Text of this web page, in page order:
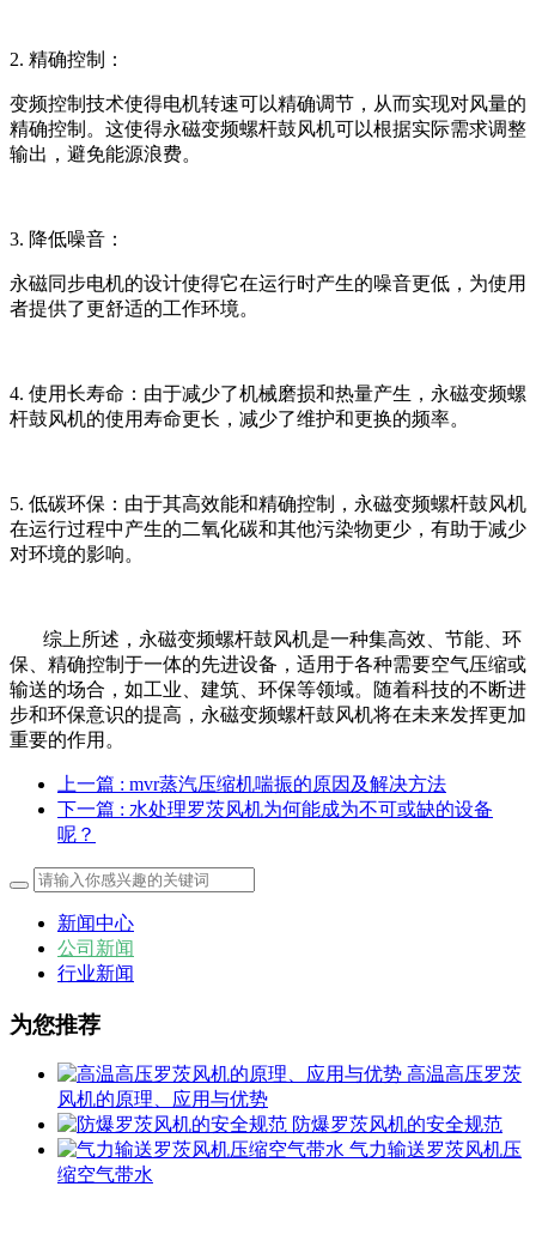
2. 精确控制：
变频控制技术使得电机转速可以精确调节，从而实现对风量的
精确控制。这使得永磁变频螺杆鼓风机可以根据实际需求调整
输出，避免能源浪费。
3. 降低噪音：
永磁同步电机的设计使得它在运行时产生的噪音更低，为使用
者提供了更舒适的工作环境。
4. 使用长寿命：由于减少了机械磨损和热量产生，永磁变频螺
杆鼓风机的使用寿命更长，减少了维护和更换的频率。
5. 低碳环保：由于其高效能和精确控制，永磁变频螺杆鼓风机
在运行过程中产生的二氧化碳和其他污染物更少，有助于减少
对环境的影响。
综上所述，永磁变频螺杆鼓风机是一种集高效、节能、环
保、精确控制于一体的先进设备，适用于各种需要空气压缩或
输送的场合，如工业、建筑、环保等领域。随着科技的不断进
步和环保意识的提高，永磁变频螺杆鼓风机将在未来发挥更加
重要的作用。
上一篇 : mvr蒸汽压缩机喘振的原因及解决方法
下一篇 : 水处理罗茨风机为何能成为不可或缺的设备
呢？
新闻中心
公司新闻
行业新闻
为您推荐
高温高压罗茨
风机的原理、应用与优势
防爆罗茨风机的安全规范
气力输送罗茨风机压
缩空气带水